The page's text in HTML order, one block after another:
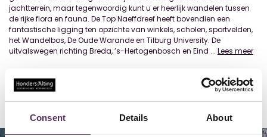
Consent Details About
jachtterrein, maar tegenwoordig kunt u er heerlijk wandelen tussen
de rijke flora en fauna. De Top Naeffdreef heeft bovendien een
fantastische ligging ten opzichte van winkels, scholen, sportvelden,
het Wandelbos, De Oude Warande en Tilburg University. De
uitvalswegen richting Breda, ’s-Hertogenbosch en Eind ... Lees meer
Locatie